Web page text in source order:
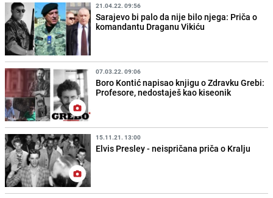
21.04.22. 09:56
Sarajevo bi palo da nije bilo njega: Priča o
komandantu Draganu Vikiću
07.03.22. 09:06
Boro Kontić napisao knjigu o Zdravku Grebi:
Profesore, nedostaješ kao kiseonik
15.11.21. 13:00
Elvis Presley - neispričana priča o Kralju